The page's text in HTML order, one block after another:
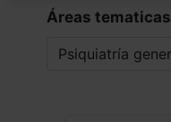
Áreas tematicas